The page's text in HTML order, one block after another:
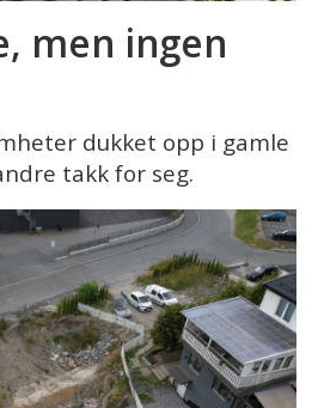
men ingen
dukket opp i gamle
takk for seg.